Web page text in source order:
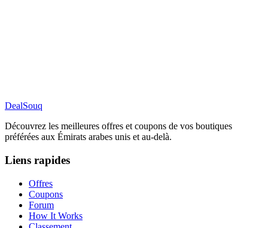
DealSouq
Découvrez les meilleures offres et coupons de vos boutiques
préférées aux Émirats arabes unis et au-delà.
Liens rapides
Offres
Coupons
Forum
How It Works